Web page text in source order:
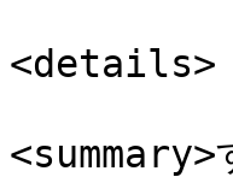
<details>
<summary>